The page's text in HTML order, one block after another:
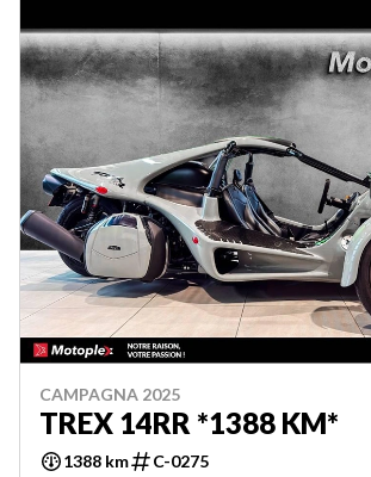
CAMPAGNA 2025
TREX 14RR *1388 KM*
1388 km C-0275